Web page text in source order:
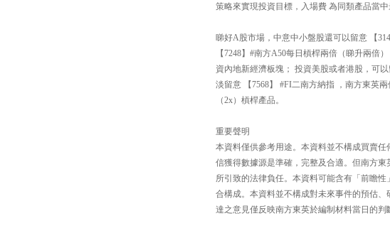
策略來實現投資目標，入場費 為同類產品當
睇好A股市場，中意中小盤股還可以留意 【
【7248】#南方A50每日槓桿兩倍（睇升兩倍
資內地新經濟板塊； 投資美股或者港股，可
淡留意 【7568】 #FI二南方納指 ，南方東英
（2x）槓桿產品。
重要聲明
本資料僅供參考用途。本資料並不構成買賣
信獲得數據源是準確，完整及合適。但南方
所引致的法律負任。本資料可能含有「前瞻
合構成。本資料並不構成對未來事件的預估
達之意見僅反映南方東英於編制材料當日的判